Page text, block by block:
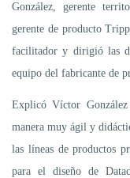
González, gerente
gerente de producto
facilitador y dirigió las
equipo del fabricante de
Explicó Víctor
manera muy ágil y
las líneas de productos
para el diseño de